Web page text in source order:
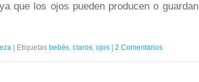
que los ojos pueden producen o guardan
Etiquetas bebés, claros, ojos 2 Comentarios